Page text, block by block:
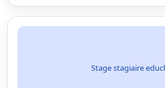
Stage stagiaire